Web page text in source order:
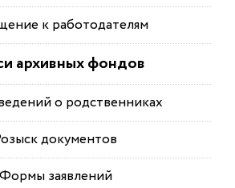
к работодателям
архивных фондов
о родственниках
документов
Формы заявлений